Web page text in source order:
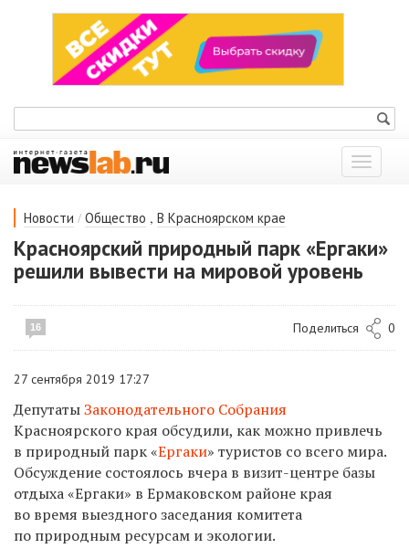
Показать
меню
Новости / Общество , В Красноярском крае
Красноярский природный парк «Ергаки»
решили вывести на мировой уровень
16 Поделиться 0
27 сентября 2019 17:27
ДепутатыЗаконодательного Собрания
Красноярского края обсудили, как можно привлечь
в природный парк «Ергаки» туристов со всего мира.
Обсуждение состоялось вчера в визит-центре базы
отдыха «Ергаки» в Ермаковском районе края
во время выездного заседания комитета
по природным ресурсам и экологии.